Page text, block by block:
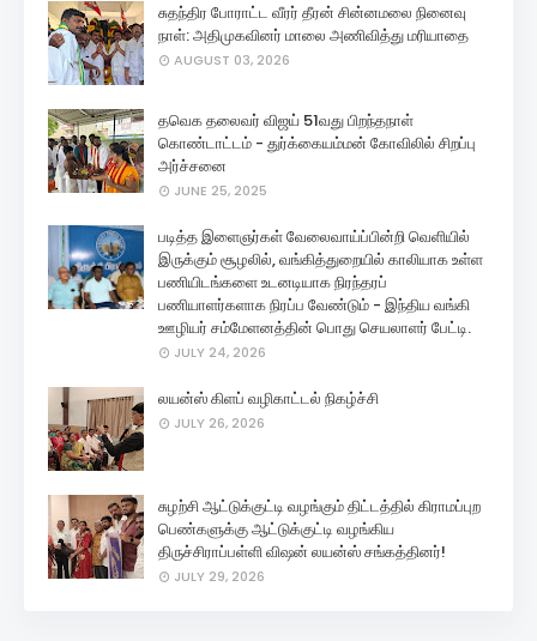
சுதந்திர போராட்ட வீரர் தீரன் சின்னமலை நினைவு
நாள்: அதிமுகவினர் மாலை அணிவித்து மரியாதை
AUGUST 03, 2026
தவெக தலைவர் விஜய் 51வது பிறந்தநாள்
கொண்டாட்டம் - துர்க்கையம்மன் கோவிலில் சிறப்பு
அர்ச்சனை
JUNE 25, 2025
படித்த இளைஞர்கள் வேலைவாய்ப்பின்றி வெளியில்
இருக்கும் சூழலில், வங்கித்துறையில் காலியாக உள்ள
பணியிடங்களை உடனடியாக நிரந்தரப்
பணியாளர்களாக நிரப்ப வேண்டும் - இந்திய வங்கி
ஊழியர் சம்மேளனத்தின் பொது செயலாளர் பேட்டி.
JULY 24, 2026
லயன்ஸ் கிளப் வழிகாட்டல் நிகழ்ச்சி
JULY 26, 2026
சுழற்சி ஆட்டுக்குட்டி வழங்கும் திட்டத்தில் கிராமப்புற
பெண்களுக்கு ஆட்டுக்குட்டி வழங்கிய
திருச்சிராப்பள்ளி விஷன் லயன்ஸ் சங்கத்தினர்!
JULY 29, 2026